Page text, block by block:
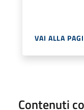
VAI ALLA
Contenuti